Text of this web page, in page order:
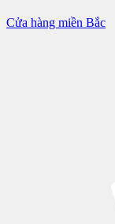
Cửa hàng miền Bắc